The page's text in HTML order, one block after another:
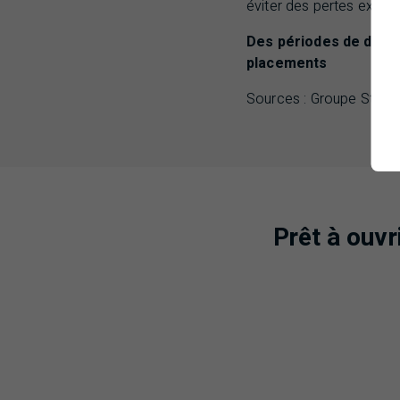
éviter des pertes
Des périodes de
placements
Sources : Groupe
Prêt à